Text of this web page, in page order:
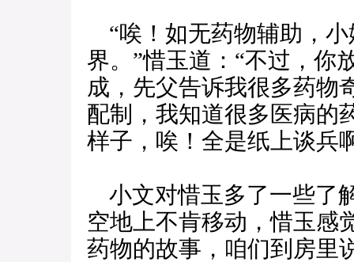
“唉！如无药物辅助，
界。”惜玉道：“不过，你
成，先父告诉我很多药物
配制，我知道很多医病的
样子，唉！全是纸上谈兵
小文对惜玉多了一些了
空地上不肯移动，惜玉感
药物的故事，咱们到房里